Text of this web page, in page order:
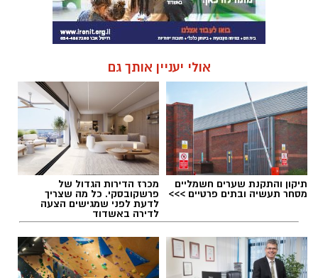
אולי יעניין אותך גם
תיקון והתקנת שערים חשמליים
מסחר תעשיה ובתים פרטיים >>>
מכרז הדירות הגדול של
פרשקובסקי. כל מה שצריך
לדעת לפני שמגישים הצעה
לדירה באשדוד